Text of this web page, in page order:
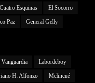
Cuatro Esquinas El Socorro
Paz General Gelly
Vanguardia Labordeboy
H. Alfonzo Melincué